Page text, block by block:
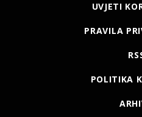
UVJETI
PRAVILA
POLITIKA